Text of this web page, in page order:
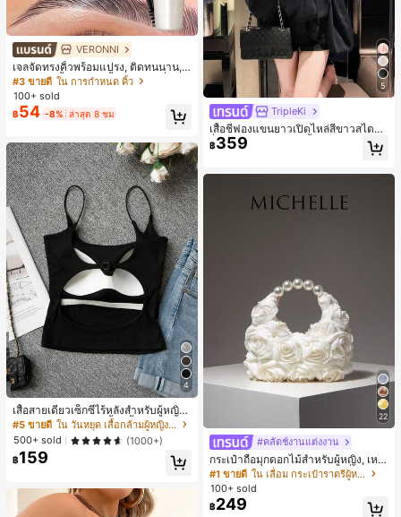
VERONNI
เจลจัดทรงคิ้วพร้อมแปรง, ติดทนนาน, เ
จลจัดทรงคิ้ว 3D, กันน้ำและกันเหงื่อ, เห
มาะสำหรับทุกประเภทผิว, เจลคิ้วใสติด
ทนนาน, สร้างรูปทรงคิ้วธรรมชาติ
#3 ขายดี ใน การกำหนด คิ้ว
100+ sold
฿54 -8% ล่าสุด 8 ชม
4
เสื้อสายเดี่ยวเซ็กซี่ไร้หลังสำหรับผู้หญิง
พร้อมบราแบบมีฟองน้ำ, เสื้อกล้ามแขน
กุด, เสื้อลำลองสีดำสำหรับฤดูร้อน
#5 ขายดี
ใน วันหยุด เสื้อกล้ามผู้หญิง & Camis
500+ sold
(1000+)
฿159
5
TripleKi
เสื้อชีฟองแขนยาวเปิดไหล่สีขาวสไตล์ฝ
รั่งเศสสำหรับผู้หญิง, เสื้อฤดูร้อนหรูหราเ
รียบง่ายเซ็กซี่สวยงามมีเอกลักษณ์สีดำ
฿359
22
#คลัตช์งานแต่งงาน
กระเป๋าถือมุกดอกไม้สำหรับผู้หญิง, เหม
าะสำหรับชุดราตรี, ชุดบอล, เครื่องประ
ดับงานแต่งงาน, กระเป๋าสตางค์สุภาพส
ตรีหรูหรา, ของขวัญสำหรับผู้หญิง (ลาย
สุ่ม)
#1 ขายดี
ใน เลื่อม กระเป๋าราตรีผู้หญิง
100+ sold
฿249